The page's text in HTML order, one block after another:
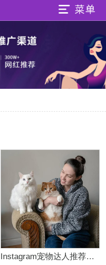
Instagram宠物达人推荐：加拿大猫咪生活博主，适合宠物品牌合作